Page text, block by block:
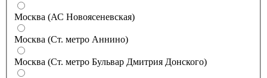
Москва (АС Новоясеневская)
Москва (Ст. метро Аннино)
Москва (Ст. метро Бульвар Дмитрия Донского)